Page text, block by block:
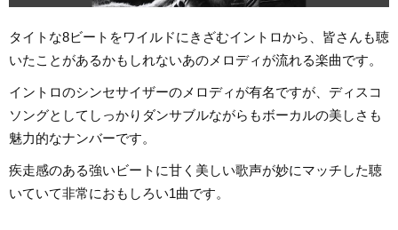
タイトな8ビートをワイルドにきざむイントロから、皆さんも聴
いたことがあるかもしれないあのメロディが流れる楽曲です。
イントロのシンセサイザーのメロディが有名ですが、ディスコ
ソングとしてしっかりダンサブルながらもボーカルの美しさも
魅力的なナンバーです。
疾走感のある強いビートに甘く美しい歌声が妙にマッチした聴
いていて非常におもしろい1曲です。